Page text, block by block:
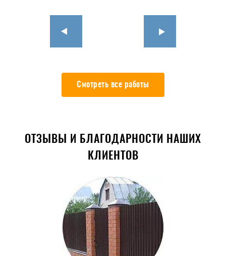
Смотреть все работы
ОТЗЫВЫ И БЛАГОДАРНОСТИ НАШИХ
КЛИЕНТОВ